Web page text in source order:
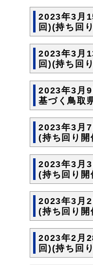
2023年3月
回)(持ち回
2023年3月
回)(持ち回
2023年3月9
基づく鳥取
2023年3月
(持ち回り開
2023年3月
(持ち回り開
2023年3月
(持ち回り開
2023年2月
回)(持ち回